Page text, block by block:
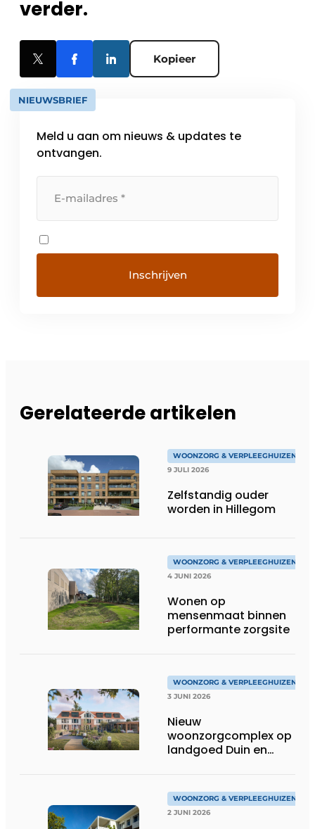
verder.
Kopieer
NIEUWSBRIEF
Meld u aan om nieuws & updates te
ontvangen.
Gerelateerde artikelen
WOONZORG & VERPLEEGHUIZEN
9 JULI 2026
Zelfstandig ouder
worden in Hillegom
WOONZORG & VERPLEEGHUIZEN
4 JUNI 2026
Wonen op
mensenmaat binnen
performante zorgsite
WOONZORG & VERPLEEGHUIZEN
3 JUNI 2026
Nieuw
woonzorgcomplex op
landgoed Duin en
WOONZORG & VERPLEEGHUIZEN
2 JUNI 2026